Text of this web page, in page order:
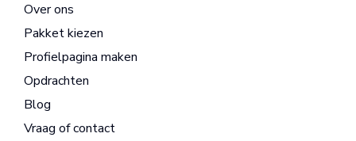
Over ons
Pakket kiezen
Profielpagina maken
Opdrachten
Blog
Vraag of contact